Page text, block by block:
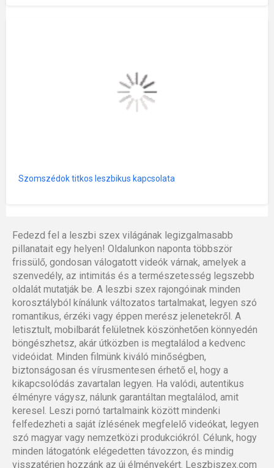
Szomszédok titkos leszbikus kapcsolata
Fedezd fel a leszbi szex világának legizgalmasabb
pillanatait egy helyen! Oldalunkon naponta többször
frissülő, gondosan válogatott videók várnak, amelyek a
szenvedély, az intimitás és a természetesség legszebb
oldalát mutatják be. A leszbi szex rajongóinak minden
korosztályból kínálunk változatos tartalmakat, legyen szó
romantikus, érzéki vagy éppen merész jelenetekről. A
letisztult, mobilbarát felületnek köszönhetően könnyedén
böngészhetsz, akár útközben is megtalálod a kedvenc
videóidat. Minden filmünk kiváló minőségben,
biztonságosan és vírusmentesen érhető el, hogy a
kikapcsolódás zavartalan legyen. Ha valódi, autentikus
élményre vágysz, nálunk garantáltan megtalálod, amit
keresel. Leszi pornó tartalmaink között mindenki
felfedezheti a saját ízlésének megfelelő videókat, legyen
szó magyar vagy nemzetközi produkciókról. Célunk, hogy
minden látogatónk elégedetten távozzon, és mindig
visszatérjen hozzánk az új élményekért. Leszbiszex.com